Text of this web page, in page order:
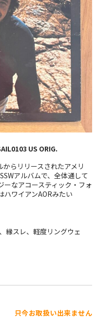
US ORIG.
らリリースされたアメリ
アルバムで、全体通して
ーなアコースティック・フォ
ハワイアンAORみたい
縁スレ、軽度リングウェ
只今お取扱い出来ません